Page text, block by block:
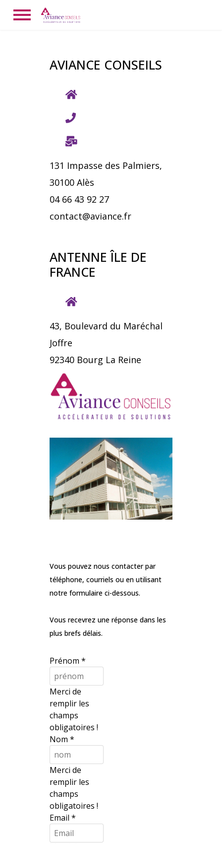
AVIANCE CONSEILS
131 Impasse des Palmiers,
30100 Alès
04 66 43 92 27
contact@aviance.fr
ANTENNE ÎLE DE
FRANCE
43, Boulevard du Maréchal
Joffre
92340 Bourg La Reine
Vous pouvez nous contacter par
téléphone, courriels ou en utilisant
notre formulaire ci-dessous.
Vous recevrez une réponse dans les
plus brefs délais.
Prénom *
Merci de
remplir les
champs
obligatoires !
Nom *
Merci de
remplir les
champs
obligatoires !
Email *